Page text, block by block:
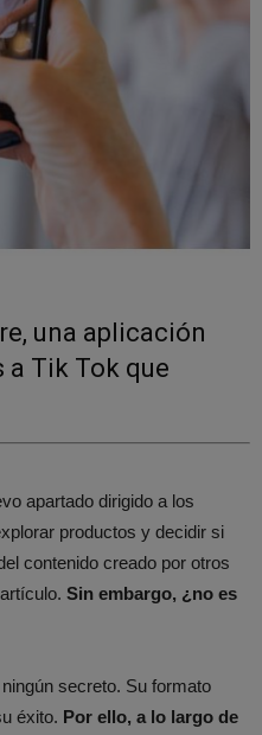
una aplicación
Tik Tok que
apartado dirigido a los
productos y decidir si
contenido creado por otros
Sin embargo, ¿no es
secreto. Su formato
éxito. Por ello, a lo largo de